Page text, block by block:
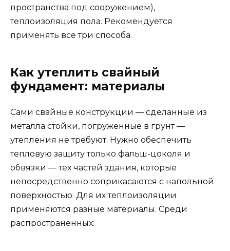
пространства под сооружением),
теплоизоляция пола. Рекомендуется
применять все три способа.
Как утеплить свайный
фундамент: материалы
Сами свайные конструкции — сделанные из
металла стойки, погруженные в грунт —
утепления не требуют. Нужно обеспечить
тепловую защиту только фальш-цоколя и
обвязки — тех частей здания, которые
непосредственно соприкасаются с напольной
поверхностью. Для их теплоизоляции
применяются разные материалы. Среди
распространённых: